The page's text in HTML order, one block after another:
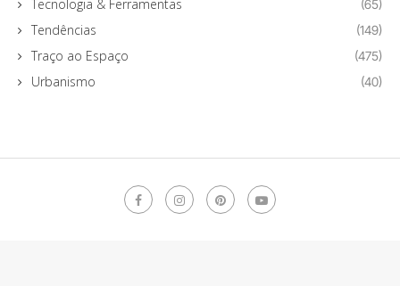
Tecnologia & Ferramentas (65)
Tendências (149)
Traço ao Espaço (475)
Urbanismo (40)